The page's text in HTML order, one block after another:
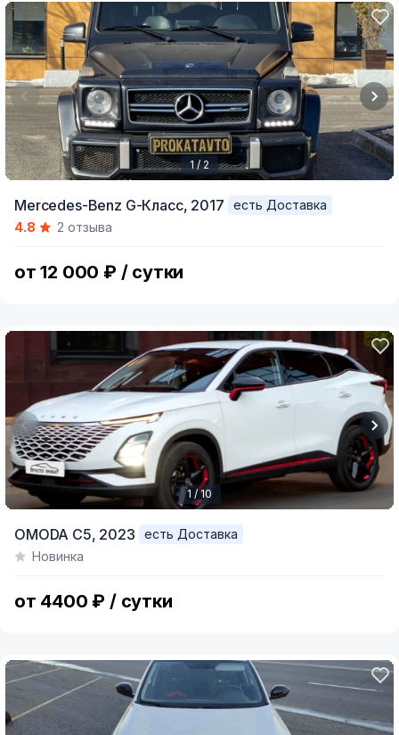
of
1 / 2
Mercedes-Benz G-Класс, 2017
есть Доставка
4.8
2 отзыва
от 12 000 ₽ / сутки
of
1 / 10
OMODA C5, 2023
есть Доставка
Новинка
от 4400 ₽ / сутки